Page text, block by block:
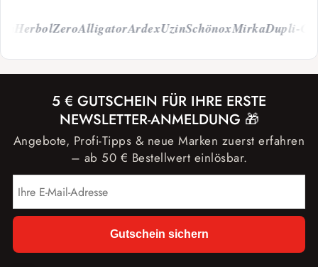
HerbolZeroAlligatorArdexUzinSchönoxMirkaDupli-Color
5 € GUTSCHEIN FÜR IHRE ERSTE
NEWSLETTER-ANMELDUNG 🎁
Angebote, Profi-Tipps & neue Marken zuerst erfahren
– ab 50 € Bestellwert einlösbar.
Gutschein sichern